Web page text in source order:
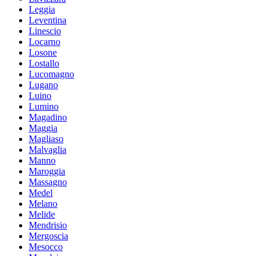
Leggia
Leventina
Linescio
Locarno
Losone
Lostallo
Lucomagno
Lugano
Luino
Lumino
Magadino
Maggia
Magliaso
Malvaglia
Manno
Maroggia
Massagno
Medel
Melano
Melide
Mendrisio
Mergoscia
Mesocco